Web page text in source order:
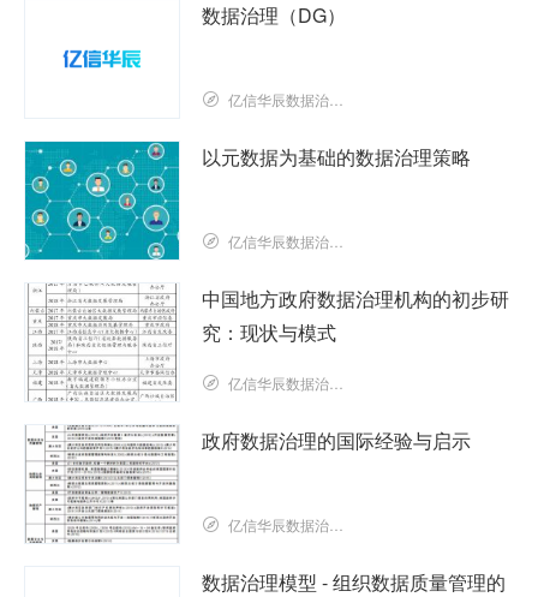
数据治理（DG）
亿信华辰数据治理研究院
以元数据为基础的数据治理策略
亿信华辰数据治理研究院
中国地方政府数据治理机构的初步研
究：现状与模式
亿信华辰数据治理研究院
政府数据治理的国际经验与启示
亿信华辰数据治理研究院
数据治理模型 - 组织数据质量管理的